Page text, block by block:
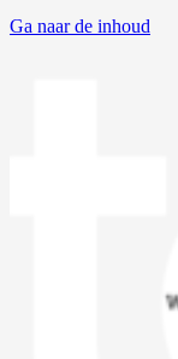
Ga naar de inhoud